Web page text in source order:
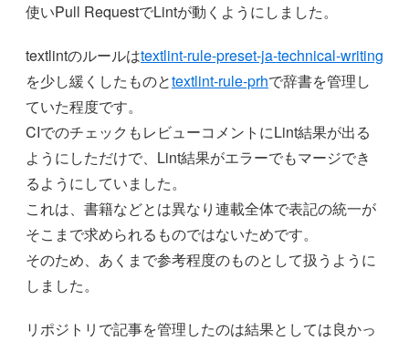
使いPull RequestでLintが動くようにしました。
textlintのルールはtextlint-rule-preset-ja-technical-writing
を少し緩くしたものとtextlint-rule-prhで辞書を管理し
ていた程度です。
CIでのチェックもレビューコメントにLint結果が出る
ようにしただけで、Lint結果がエラーでもマージでき
るようにしていました。
これは、書籍などとは異なり連載全体で表記の統一が
そこまで求められるものではないためです。
そのため、あくまで参考程度のものとして扱うように
しました。
リポジトリで記事を管理したのは結果としては良かっ